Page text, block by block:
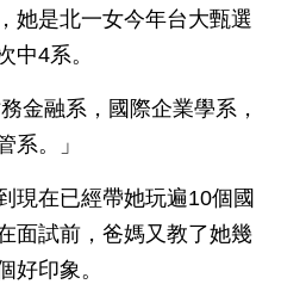
她是北一女今年台大甄選
中4系。
金融系，國際企業學系，
系。」
現在已經帶她玩遍10個國
面試前，爸媽又教了她幾
好印象。